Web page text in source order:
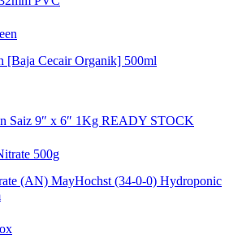
[Baja Cecair Organik] 500ml
Saiz 9″ x 6″ 1Kg READY STOCK
(AN) MayHochst (34-0-0) Hydroponic